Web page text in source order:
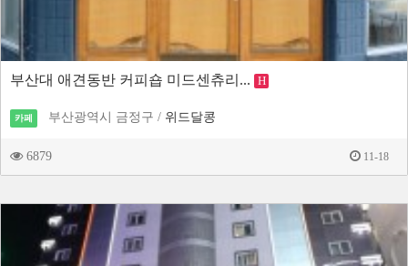
부산대 애견동반 커피숍 미드센츄리... H
카페 부산광역시 금정구 / 위드달콩
6879 11-18